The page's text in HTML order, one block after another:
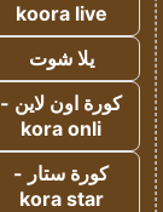
koora live
يلا شوت
كورة اون لاين -
kora onli
كورة ستار -
kora star